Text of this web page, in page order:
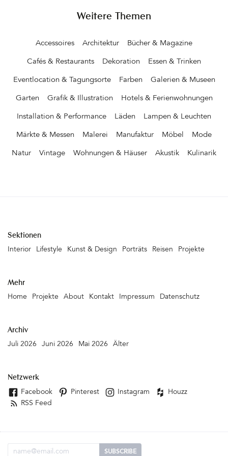
schlendern, sich inspirieren zu lassen und zu fotografieren – ein
Architectmade, Vaarnii oder Piet Hein Eek sind nur einige Namen,
vollständige Auflistung der von der Galeristin vertretenen Kunst-
Weitere Themen
Accessoires Architektur Bücher & Magazine
Cafés & Restaurants Dekoration Essen & Trinken
Eventlocation & Tagungsorte Farben Galerien & Museen
Garten Grafik & Illustration Hotels & Ferienwohnungen
Installation & Performance Läden Lampen & Leuchten
Märkte & Messen Malerei Manufaktur Möbel Mode
Natur Vintage Wohnungen & Häuser Akustik Kulinarik
Sektionen
Interior Lifestyle Kunst & Design Porträts Reisen Projekte
Mehr
Home Projekte About Kontakt Impressum Datenschutz
Archiv
Juli 2026 Juni 2026 Mai 2026 Älter
Netzwerk
Facebook Pinterest Instagram
Houzz
RSS Feed
Email Adresse SUBSCRIBE